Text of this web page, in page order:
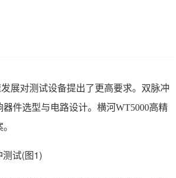
展对测试设备提出了更高要求。双脉冲
件选型与电路设计。横河WT5000高精